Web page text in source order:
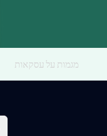
מגמות על עסקאות